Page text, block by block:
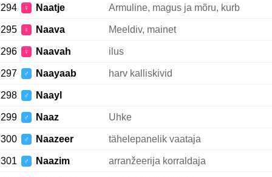
294 ♀ Naatje Armuline, magus ja mõru, kurb
295 ♀ Naava Meeldiv, mainet
296 ♀ Naavah ilus
297 ♂ Naayaab harv kalliskivid
298 ♂ Naayl
299 ♂ Naaz Uhke
300 ♂ Naazeer tähelepanelik vaataja
301 ♂ Naazim arranžeerija korraldaja